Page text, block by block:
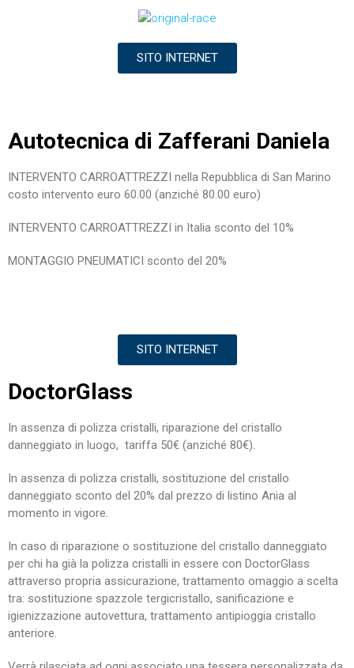
SITO INTERNET
Autotecnica di Zafferani Daniela
INTERVENTO CARROATTREZZI nella Repubblica di San Marino
costo intervento euro 60.00 (anziché 80.00 euro)
INTERVENTO CARROATTREZZI in Italia sconto del 10%
MONTAGGIO PNEUMATICI sconto del 20%
SITO INTERNET
DoctorGlass
In assenza di polizza cristalli, riparazione del cristallo
danneggiato in luogo, tariffa 50€ (anziché 80€).
In assenza di polizza cristalli, sostituzione del cristallo
danneggiato sconto del 20% dal prezzo di listino Ania al
momento in vigore.
In caso di riparazione o sostituzione del cristallo danneggiato
per chi ha già la polizza cristalli in essere con DoctorGlass
attraverso propria assicurazione, trattamento omaggio a scelta
tra: sostituzione spazzole tergicristallo, sanificazione e
igienizzazione autovettura, trattamento antipioggia cristallo
anteriore.